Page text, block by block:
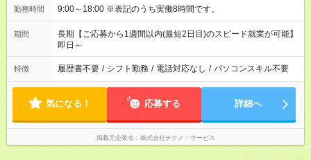
勤務時間 9:00～18:00 ※表記のうち実働8時間です。
期間
長期【ご応募から1週間以内(最短2日目)のスピード就業が可能】
即日～
特徴 履歴書不要 / シフト勤務 / 電話対応なし / パソコンスキル不要
気になる！ 応募する 詳細へ
掲載元企業名 株式会社テクノ・サービス